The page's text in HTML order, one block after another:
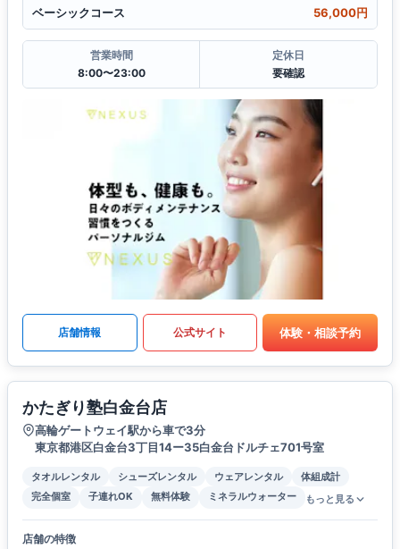
ベーシックコース 56,000円
営業時間
8:00〜23:00
定休日
要確認
店舗情報 公式サイト 体験・相談予約
かたぎり塾白金台店
高輪ゲートウェイ駅から車で3分
東京都港区白金台3丁目14ー35白金台ドルチェ701号室
タオルレンタル シューズレンタル ウェアレンタル
体組成計
完全個室
子連れOK 無料体験 ミネラルウォーター もっと見る
店舗の特徴